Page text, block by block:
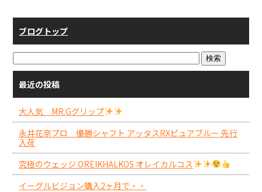
ブログトップ
最近の投稿
大人気 MR.Gグリップ
永井花奈プロ 優勝シャフト アッタスRXピュアブルー 先行
入荷
究極のウェッジ OREIKHALKOS オレイカルコス
イーグルビジョン購入2ヶ月で・・